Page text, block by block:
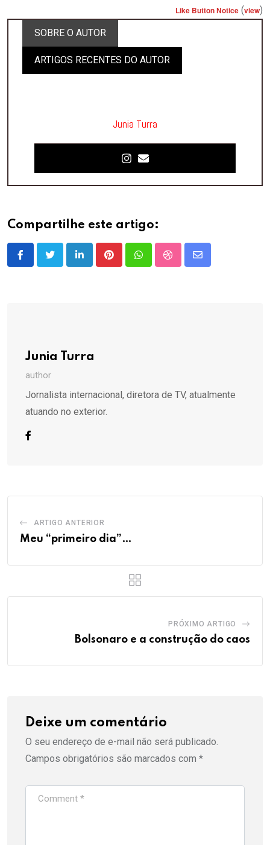
Like Button Notice (view)
SOBRE O AUTOR
ARTIGOS RECENTES DO AUTOR
Junia Turra
Compartilhe este artigo:
LinkedInPinterestWhatsappStumbleUpon
Share
Junia Turra
author
Jornalista internacional, diretora de TV, atualmente
atuando no exterior.
ARTIGO ANTERIOR
Meu “primeiro dia”…
PRÓXIMO ARTIGO
Bolsonaro e a construção do caos
Deixe um comentário
O seu endereço de e-mail não será publicado.
Campos obrigatórios são marcados com *